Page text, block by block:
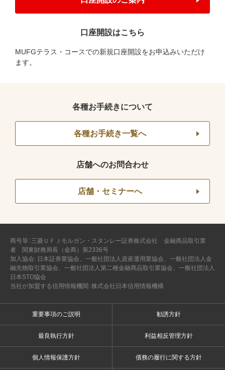
口座開設はこちら
MUFGテラス・コースでの新規口座開設をお申込みいただけ
ます。
各種お手続きについて
各種お手続き一覧へ
店舗へのお問合わせ
店舗・セミナーへ
商号等: 三菱ＵＦＪモルガン・スタンレー証券株式会社 金融商品取引業
者 関東財務局長（金商）第2336号
加入協会: 日本証券業協会、一般社団法人資産運用業協会、一般社団法人金
融先物取引業協会、一般社団法人第二種金融商品取引業協会、一般社団法人
日本STO協会
当社が加盟する信用情報機関: 株式会社日本信用情報機構
重要事項のご説明 勧誘方針
最良執行方針 利益相反管理方針
個人情報保護方針 債務の履行に関する方針